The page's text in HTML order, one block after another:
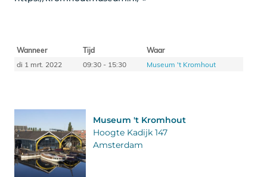
Wanneer Tijd
Waar
di 1 mrt. 2022
09:30 - 15:30 Museum 't Kromhout
Museum 't Kromhout
Hoogte Kadijk 147
Amsterdam